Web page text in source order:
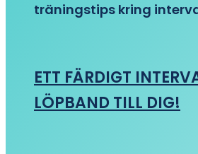
träningstips kring
ETT FÄRDIGT
LÖPBAND TILL DIG!